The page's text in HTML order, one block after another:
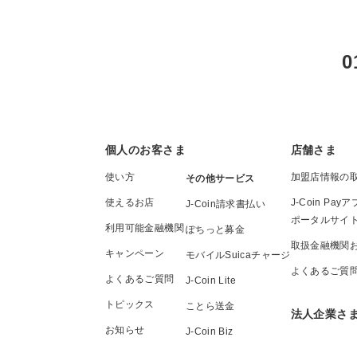
個人のお客さま
使い方
使えるお店
利用可能金融機関
キャンペーン
よくあるご質問
トピックス
お知らせ
その他サービス
J-Coin請求書払い
ぽちっと募金
モバイルSuicaチャージ
J-Coin Lite
ことら送金
J-Coin Biz
店舗さま
加盟店情報の
J-Coin Payア
ポータルサイ
取扱金融機関
よくあるご質
法人企業さま